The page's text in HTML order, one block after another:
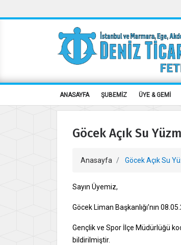
ANASAYFA ŞUBEMİZ ÜYE & GEMİ
Göcek Açık Su
Anasayfa Göcek Açık Su
Sayın Üyemiz,
Göcek Liman Başkanlığı’nın
Gençlik ve Spor İlçe Müdürlüğü
bildirilmiştir.